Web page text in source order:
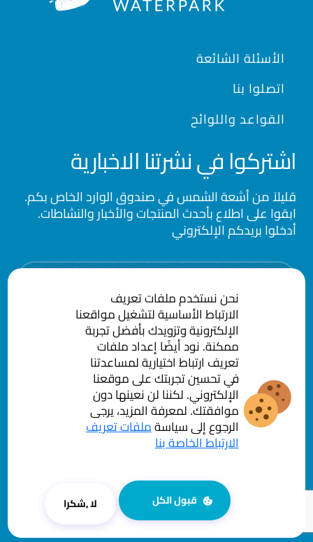
Footer
الأسئلة الشائعة
اتصلوا بنا
القواعد واللوائح
اشتركوا في نشرتنا الاخبارية
قليلاَ من أشعة الشمس في صندوق الوارد الخاص بكم.
ابقوا على اطلاع بأحدث المنتجات والأخبار والنشاطات.
أدخلوا بريدكم الإلكتروني
Email
سياسة الخصوصية الشروط و الاحكام
© شركة سرايا العقبة للخدمات المساندة ش.م.ع. جميع الحقوق
نحن نستخدم ملفات تعريف
الارتباط الأساسية لتشغيل مواقعنا
الإلكترونية وتزويدك بأفضل تجربة
ممكنة. نود أيضًا إعداد ملفات
تعريف ارتباط اختيارية لمساعدتنا
في تحسين تجربتك على موقعنا
الإلكتروني. لكننا لن نعينها دون
موافقتك. لمعرفة المزيد، يرجى
الرجوع إلى سياسةملفات تعريف
الارتباط الخاصة بنا
قبول الكل لا ,شكرا